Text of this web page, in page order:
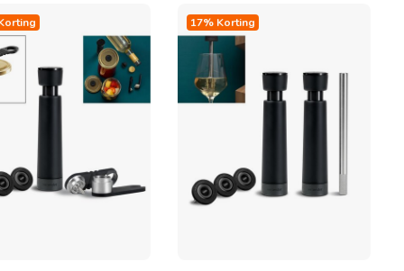
17% Korting